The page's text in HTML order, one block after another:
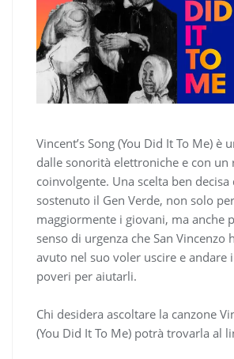
Vincent’s Song (You Did It To Me) è
dalle sonorità elettroniche e con un
coinvolgente. Una scelta ben decisa
sostenuto il Gen Verde, non solo
maggiormente i giovani, ma anche
senso di urgenza che San Vincenzo
avuto nel suo voler uscire e andare
poveri per aiutarli.
Chi desidera ascoltare la canzone
(You Did It To Me) potrà trovarla al